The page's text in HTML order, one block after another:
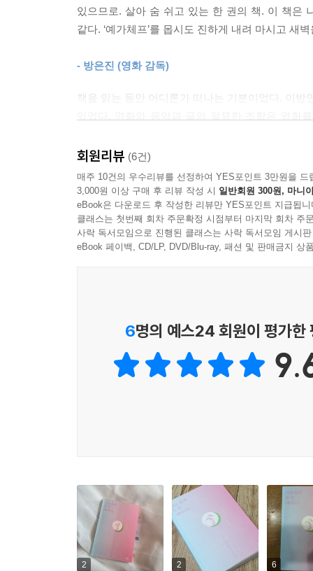
“시간을 녹여내는 화면에는 언제나 그리움이 깃
대부분의 소리가 절제되어 있다. 말하지 않고, 부
욕심으로 변질되기도 한다. 〈퐁네프의 연인들
아슬아슬하다. 그 불안함은 첼로의 선율로, 탱고
바뀌는 〈선한 사람들의 소나타〉 속 비밀경찰,
연인, 죽음을 앞둔 아내의 외도 상대에게 그녀의
대한 이해’임을 들여다보게 한다. 그곳에는 눈물
사랑이 어느 모습으로 향하건, 저자는 그 모든 것
‘사랑’의 다른 이름이라는 것을. 그리고 이런 사
“‘너’와 ‘나’의 거리를 좁히는 첫 번째 방법은
이름을 묻고, 부르고, 기억하는 일보다 더 아름다
‘어는 점’이 있다. 그것이 연인과의 사랑이든,
주인공은 실패한 사랑이 주는 고독에, 〈토니 타
블루〉의 쳇 베이커와 〈아비정전〉의 아비는
가르려는 가사로, 영혼까지 고독에 푹 전 듯한 재
고독 또한 사랑의 다른 모습임을 이야기한다. 그
있으므로. 살아 숨 쉬고 있는 한 권의 책. 이 책은
같다. ‘예가체프’를 몹시도 진하게 내려 마시고 새
- 방은진 (영화 감독)
책을 읽는 동안 어디론가 떠나는 기분이었다. 이
마음 자국들이다.
- 오은 (시인)
회원리뷰 (6건)
매주 10건의 우수리뷰를 선정하여 YES포인트 3만원을 드
3,000원 이상 구매 후 리뷰 작성 시 일반회원 300원, 마니
eBook은 다운로드 후 작성한 리뷰만 YES포인트 지급됩니
클래스는 첫번째 회차 주문확정 시점부터 마지막 회차 주
사락 독서모임으로 진행된 클래스는 사락 독서모임 게시
eBook 페이백, CD/LP, DVD/Blu-ray, 패션 및 판매금지 상
6명의 예스24 회원이 평가한
2 2 6